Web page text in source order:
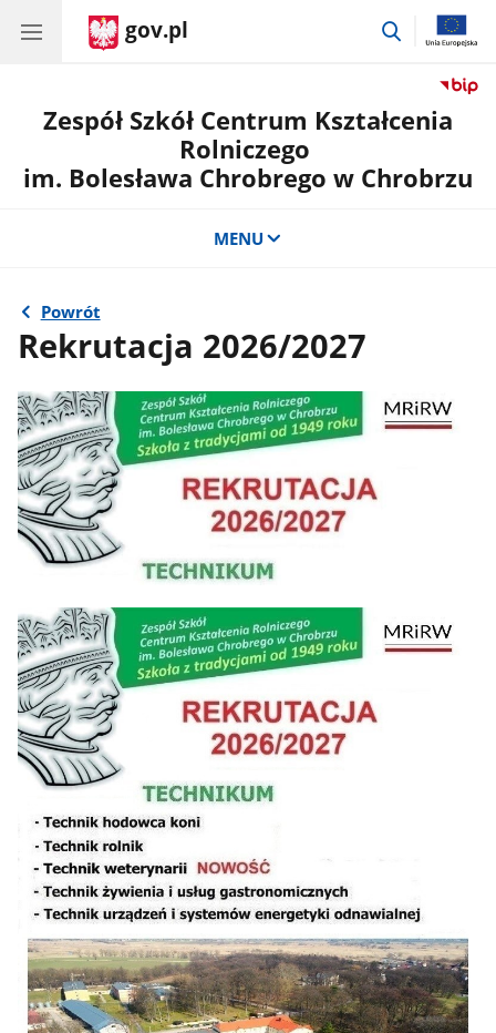
gov.pl
przejdź
Zespół Szkół Centrum Kształcenia
Rolniczego
im. Bolesława Chrobrego w Chrobrzu
MENU
Powrót
Rekrutacja 2026/2027